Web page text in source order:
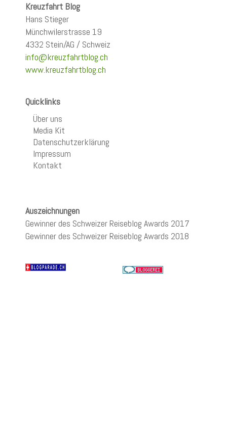
Kreuzfahrt Blog
Hans Stieger
Münchwilerstrasse 19
4332 Stein/AG / Schweiz
info@kreuzfahrtblog.ch
www.kreuzfahrtblog.ch
Quicklinks
Über uns
Media Kit
Datenschutzerklärung
Impressum
Kontakt
Auszeichnungen
Gewinner des Schweizer Reiseblog Awards 2017
Gewinner des Schweizer Reiseblog Awards 2018